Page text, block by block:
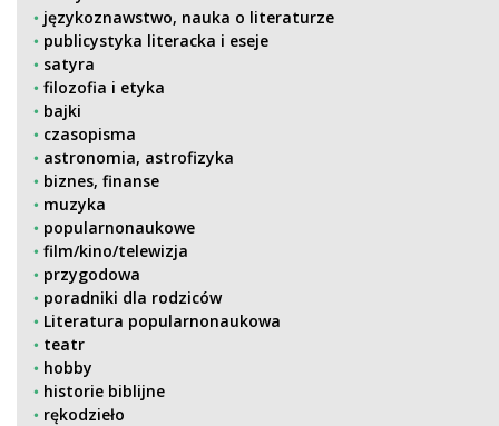
językoznawstwo, nauka o literaturze
publicystyka literacka i eseje
satyra
filozofia i etyka
bajki
czasopisma
astronomia, astrofizyka
biznes, finanse
muzyka
popularnonaukowe
film/kino/telewizja
przygodowa
poradniki dla rodziców
Literatura popularnonaukowa
teatr
hobby
historie biblijne
rękodzieło